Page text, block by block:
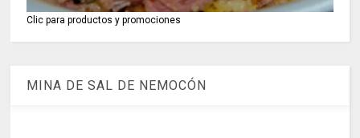
Clic para productos y promociones
MINA DE SAL DE NEMOCÓN